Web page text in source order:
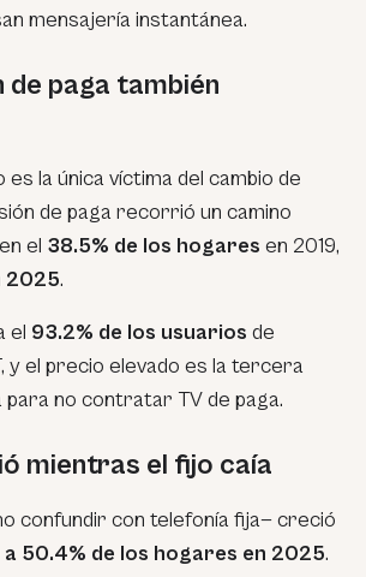
mensajería instantánea.
de paga también
la única víctima del cambio de
de paga recorrió un camino
el 38.5% de los hogares en 2019,
2025.
el 93.2% de los usuarios de
y el precio elevado es la tercera
para no contratar TV de paga.
mientras el fijo caía
confundir con telefonía fija— creció
a 50.4% de los hogares en 2025.